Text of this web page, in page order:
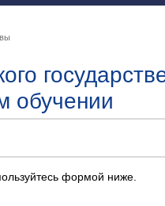
обучении
формой ниже.